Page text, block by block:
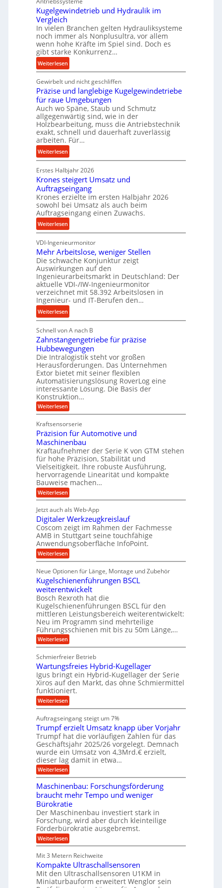
r
f
o
r
m
a
n
c
i
m
D
r
ü
c
k
p
r
o
z
e
s
s
Kugelgewindetrieb und Hydraulik im
Vergleich
In vielen Branchen gelten Hydrauliksysteme
noch immer als Nonplusultra, vor allem
wenn hohe Kräfte im Spiel sind. Doch es
gibt starke Konkurrenz…
Weiterlesen:
K
u
g
e
l
g
e
w
i
n
e
t
r
i
e
b
u
n
d
H
y
d
r
a
u
l
i
m
V
e
r
g
l
e
c
Gewirbelt und nicht geschliffen
Präzise und langlebige Kugelgewindetriebe
für raue Umgebungen
Auch wo Späne, Staub und Schmutz
allgegenwärtig sind, wie in der
Holzbearbeitung, muss die Antriebstechnik
exakt, schnell und dauerhaft zuverlässig
arbeiten. Für…
Weiterlesen:
P
r
ä
z
i
s
e
u
n
d
l
a
n
g
l
e
b
i
g
e
K
u
g
e
l
g
e
w
i
n
d
e
t
r
i
e
b
e
f
ü
r
r
a
e
U
m
g
e
b
u
n
g
e
n
Erstes Halbjahr 2026
Krones steigert Umsatz und
Auftragseingang
Krones erzielte im ersten Halbjahr 2026
sowohl bei Umsatz als auch beim
Auftragseingang einen Zuwachs.
Weiterlesen:
K
r
o
n
e
s
s
t
e
i
g
r
t
U
m
s
a
t
z
n
d
A
u
f
t
r
a
g
s
e
i
n
g
a
n
g
VDI-Ingenieurmonitor
Mehr Arbeitslose, weniger Stellen
Die schwache Konjunktur zeigt
Auswirkungen auf den
Ingenieurarbeitsmarkt in Deutschland: Der
aktuelle VDI-/IW-Ingenieurmonitor
verzeichnet mit 58.392 Arbeitslosen in
Ingenieur- und IT-Berufen den…
Weiterlesen:
M
e
h
r
A
r
b
e
i
t
s
l
o
s
e
,
w
e
n
i
g
e
r
S
t
e
l
e
n
Schnell von A nach B
Zahnstangengetriebe für präzise
Hubbewegungen
Die Intralogistik steht vor großen
Herausforderungen. Das Unternehmen
Extor bietet mit seiner flexiblen
Automatisierungslösung RoverLog eine
interessante Lösung. Die Basis der
Konstruktion…
Weiterlesen:
Z
h
n
s
t
a
n
g
e
n
g
e
t
r
i
e
b
e
f
ü
r
r
ä
i
s
e
H
u
b
b
e
w
e
g
u
n
g
e
n
Kraftsensorserie
Präzision für Automotive und
Maschinenbau
Kraftaufnehmer der Serie K von GTM stehen
für hohe Präzision, Stabilität und
Vielseitigkeit. Ihre robuste Ausführung,
hervorragende Linearität und kompakte
Bauweise machen…
Weiterlesen:
P
ä
z
i
s
i
o
n
f
r
A
u
t
o
m
o
t
i
v
e
n
d
M
a
s
c
h
i
e
n
b
a
u
Jetzt auch als Web-App
Digitaler Werkzeugkreislauf
Coscom zeigt im Rahmen der Fachmesse
AMB in Stuttgart seine touchfähige
Anwendungsoberfläche InfoPoint.
Weiterlesen:
D
g
i
t
a
l
e
r
W
e
r
k
z
e
u
g
k
r
e
i
s
a
u
f
Neue Optionen für Länge, Montage und Zubehör
Kugelschienenführungen BSCL
weiterentwickelt
Bosch Rexroth hat die
Kugelschienenführungen BSCL für den
mittleren Leistungsbereich weiterentwickelt:
Neu im Programm sind mehrteilige
Führungsschienen mit bis zu 50m Länge,…
Weiterlesen:
K
g
e
l
s
c
h
i
e
e
n
f
ü
h
r
u
n
g
e
n
B
S
C
L
w
e
i
t
e
e
n
t
Schmierfreier Betrieb
Wartungsfreies Hybrid-Kugellager
Igus bringt ein Hybrid-Kugellager der Serie
Xiros auf den Markt, das ohne Schmiermittel
funktioniert.
Weiterlesen:
W
r
t
u
n
g
s
f
r
e
e
s
H
y
b
r
i
d
-
u
g
e
l
Auftragseingang steigt um 7%
Trumpf erzielt Umsatz knapp über Vorjahr
Trumpf hat die vorläufigen Zahlen für das
Geschäftsjahr 2025/26 vorgelegt. Demnach
wurde ein Umsatz von 4,3Mrd.€ erzielt,
dieser lag damit in etwa…
Weiterlesen:
T
u
m
p
f
e
r
z
i
e
t
U
m
s
Maschinenbau: Forschungsförderung
braucht mehr Tempo und weniger
Bürokratie
Der Maschinenbau investiert stark in
Forschung, wird aber durch kleinteilige
Förderbürokratie ausgebremst.
Weiterlesen:
M
s
c
h
i
n
Mit 3 Metern Reichweite
Kompakte Ultraschallsensoren
Mit den Ultraschallsensoren U1KM in
Miniaturbauform erweitert Wenglor sein